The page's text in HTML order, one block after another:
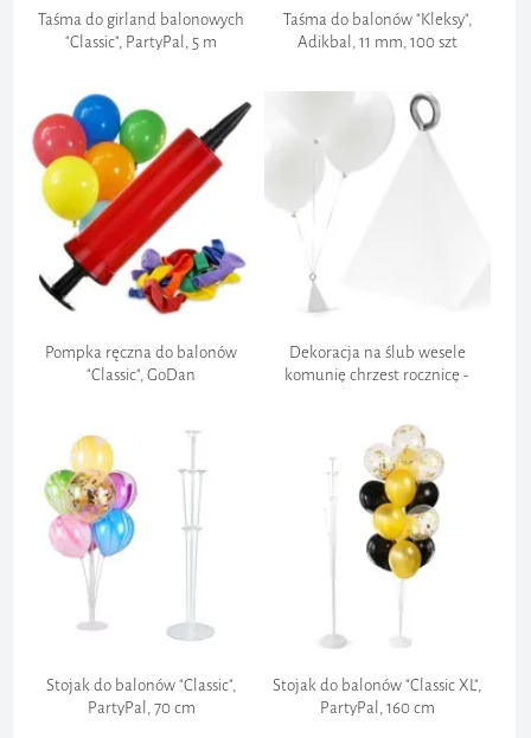
Ochrona przed oszustwami:
Przestrzeganie regulacji:
Szybkość:
Wygoda:
Zgłoszenie zwrotu:
Koszt zwrotu:
Wysyłka towaru:
Taśma do girland balonowych
"Classic", PartyPal, 5 m
Taśma do balonów "Kleksy",
Adikbal, 11 mm, 100 szt
Pompka ręczna do balonów
"Classic", GoDan
Dekoracja na ślub wesele
komunię chrzest rocznicę -
"Piramidka" biała
Stojak do balonów "Classic",
PartyPal, 70 cm
Stojak do balonów "Classic XL",
PartyPal, 160 cm